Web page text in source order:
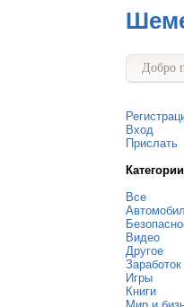
Добро
Вход
Прислать
Категории
Все
Видео
Другое
Заработок
Игры
Книги